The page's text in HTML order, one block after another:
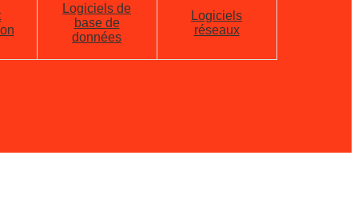
Logiciels de
base de
données
Logiciels
réseaux